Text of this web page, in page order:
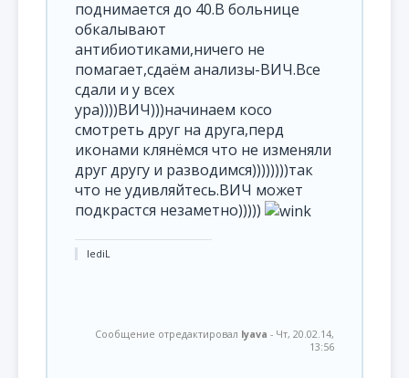
поднимается до 40.В больнице
обкалывают
антибиотиками,ничего не
помагает,сдаём анализы-ВИЧ.Все
сдали и у всех
ура))))ВИЧ)))начинаем косо
смотреть друг на друга,перд
иконами клянёмся что не изменяли
друг другу и разводимся))))))))так
что не удивляйтесь.ВИЧ может
подкрастся незаметно)))))
lediL
Сообщение отредактировал lyava - Чт, 20.02.14,
13:56